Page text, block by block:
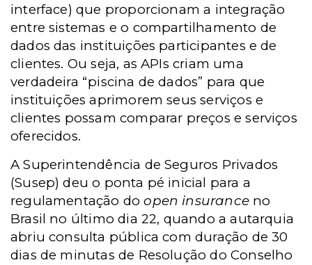
interface) que proporcionam a integração
entre sistemas e o compartilhamento de
dados das instituições participantes e de
clientes. Ou seja, as APIs criam uma
verdadeira “piscina de dados” para que
instituições aprimorem seus serviços e
clientes possam comparar preços e serviços
oferecidos.
A Superintendência de Seguros Privados
(Susep) deu o ponta pé inicial para a
regulamentação doopen insurance no
Brasil no último dia 22, quando a autarquia
abriu consulta pública com duração de 30
dias de minutas de Resolução do Conselho